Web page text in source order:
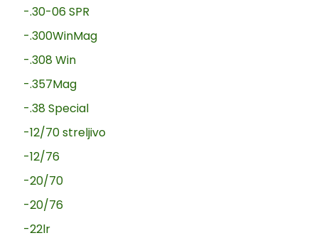
-.30-06 SPR
-.300WinMag
-.308 Win
-.357Mag
-.38 Special
-12/70 streljivo
-12/76
-20/70
-20/76
-22lr